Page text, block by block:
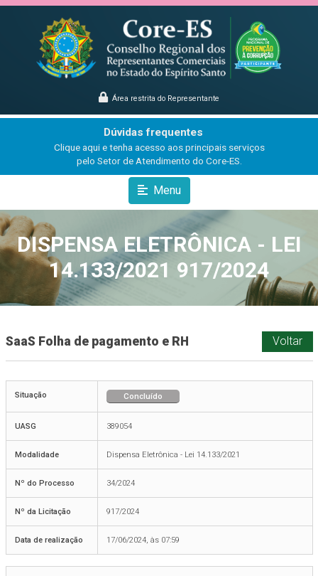
Área restrita do Representante
Dúvidas frequentes
Clique aqui e tenha acesso aos principais serviços
pelo Setor de Atendimento do Core-ES.
Menu
DISPENSA ELETRÔNICA - LEI
14.133/2021 917/2024
SaaS Folha de pagamento e RH Voltar
Situação Concluído
UASG 389054
Modalidade Dispensa Eletrônica - Lei 14.133/2021
Nº do Processo 34/2024
Nº da Licitação 917/2024
Data de realização 17/06/2024, às 07:59